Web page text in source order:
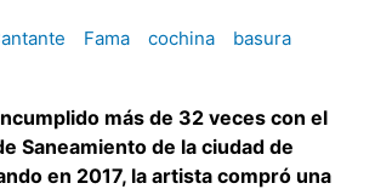
Fama cochina
basura
más de 32 veces con el
Saneamiento de la ciudad de
en 2017, la artista compró una